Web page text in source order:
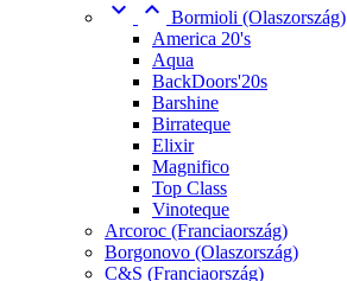
  Bormioli (Olaszország)
America 20's
Aqua
BackDoors'20s
Barshine
Birrateque
Elixir
Magnifico
Top Class
Vinoteque
Arcoroc (Franciaország)
Borgonovo (Olaszország)
C&S (Franciaország)